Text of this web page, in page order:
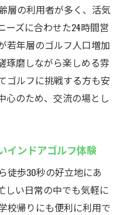
ウテミルで無理なく
インドアゴルフ
ルが地域最安値で利
重視の方におすすめ
サービスを体験
約できるゴルフ練習
を始めたい方に最適
層の利用者が多く、活気
ーズに合わせた24時間営
若年層のゴルフ人口増加
琢磨しながら楽しめる雰
ゴルフに挑戦する方も安
心のため、交流の場とし
インドアゴルフ体験
徒歩30秒の好立地にあ
しい日常の中でも気軽に
校帰りにも便利に利用で